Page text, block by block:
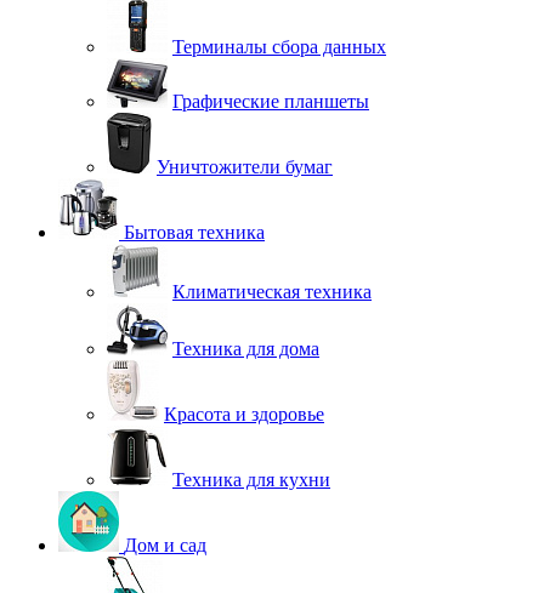
Терминалы сбора данных
Графические планшеты
Уничтожители бумаг
Бытовая техника
Климатическая техника
Техника для дома
Красота и здоровье
Техника для кухни
Дом и сад